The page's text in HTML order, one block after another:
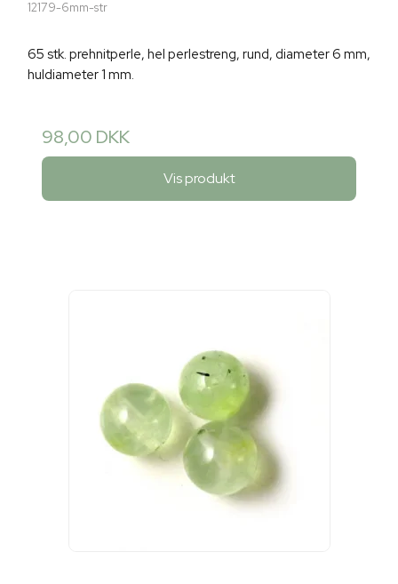
12179-6mm-str
65 stk. prehnitperle, hel perlestreng, rund, diameter 6 mm,
huldiameter 1 mm.
98,00 DKK
Vis produkt